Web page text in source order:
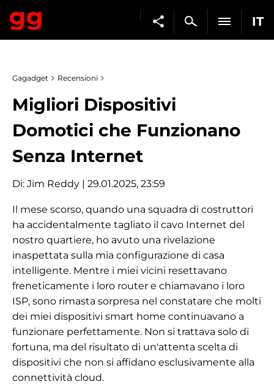
IT
Gagadget Recensioni
Migliori Dispositivi
Domotici che Funzionano
Senza Internet
Di: Jim Reddy | 29.01.2025, 23:59
Il mese scorso, quando una squadra di costruttori
ha accidentalmente tagliato il cavo Internet del
nostro quartiere, ho avuto una rivelazione
inaspettata sulla mia configurazione di casa
intelligente. Mentre i miei vicini resettavano
freneticamente i loro router e chiamavano i loro
ISP, sono rimasta sorpresa nel constatare che molti
dei miei dispositivi smart home continuavano a
funzionare perfettamente. Non si trattava solo di
fortuna, ma del risultato di un'attenta scelta di
dispositivi che non si affidano esclusivamente alla
connettività cloud.